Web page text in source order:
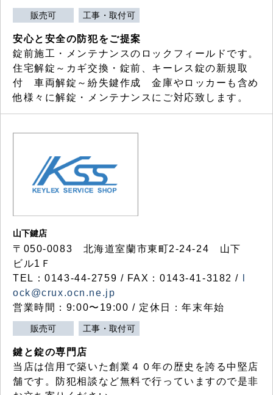
販売可 工事・取付可
安心と安全の防犯をご提案
錠前施工・メンテナンスのロックフィールドです。
住宅解錠～カギ交換・錠前、キーレス錠の新規取
付 車両解錠～紛失鍵作成 金庫やロッカーも含め
他様々に解錠・メンテナンスにご対応致します。
山下鍵店
〒050-0083 北海道室蘭市東町2-24-24 山下
ビル1Ｆ
TEL：0143-44-2759 / FAX：0143-41-3182 /
ock@crux.ocn.ne.jp
営業時間：9:00〜19:00 / 定休日：年末年始
販売可 工事・取付可
鍵と錠の専門店
当店は信用で築いた創業４０年の歴史を誇る中堅店
舗です。防犯相談など無料で行っていますので是非